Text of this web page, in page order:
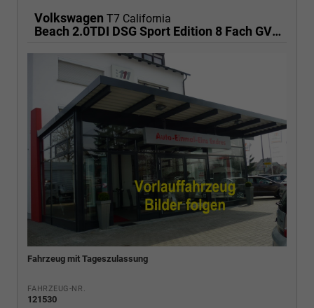
Volkswagen T7 California
Beach 2.0TDI DSG Sport Edition 8 Fach GV5 Elegance+
Fahrzeug mit Tageszulassung
FAHRZEUG-NR.
121530